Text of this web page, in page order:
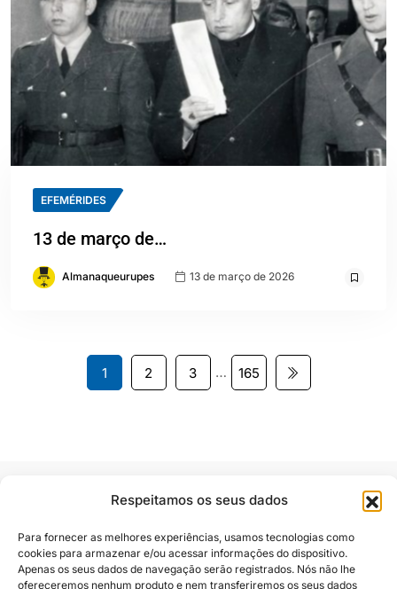
Respeitamos os seus dados
Para fornecer as melhores experiências, usamos tecnologias como
cookies para armazenar e/ou acessar informações do dispositivo.
Apenas os seus dados de navegação serão registrados. Nós não lhe
ofereceremos nenhum produto e nem transferiremos os seus dados
EFEMÉRIDES
13 de março de…
Almanaqueurupes 13 de março de 2026
1 2 3 … 165
Siga e compartilhe